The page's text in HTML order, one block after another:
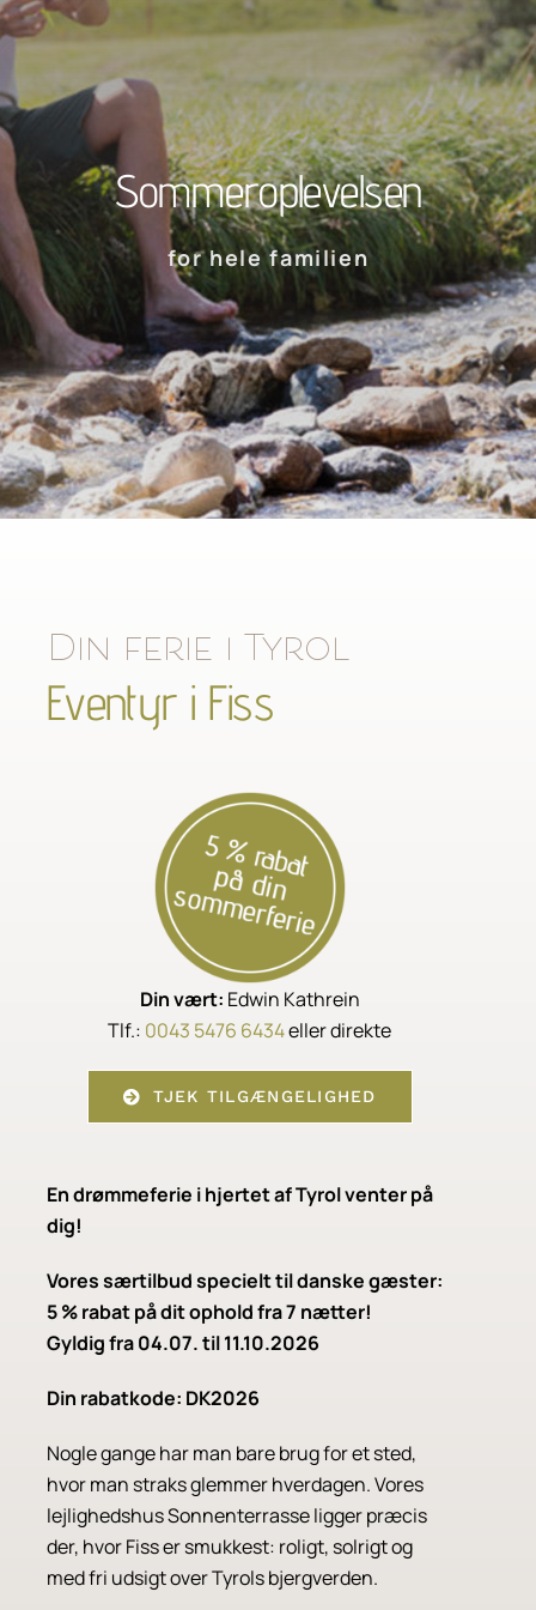
Sommeroplevelsen
for hele familien
Din ferie i Tyrol
Eventyr i Fiss
Din vært: Edwin Kathrein
Tlf.: 0043 5476 6434eller direkte
TJEK TILGÆNGELIGHED
En drømmeferie i hjertet af Tyrol venter på
dig!
Vores særtilbud specielt til danske gæster:
5 % rabat på dit ophold fra 7 nætter!
Gyldig fra 04.07. til 11.10.2026
Din rabatkode: DK2026
Nogle gange har man bare brug for et sted,
hvor man straks glemmer hverdagen. Vores
lejlighedshus Sonnenterrasse ligger præcis
der, hvor Fiss er smukkest: roligt, solrigt og
med fri udsigt over Tyrols bjergverden.